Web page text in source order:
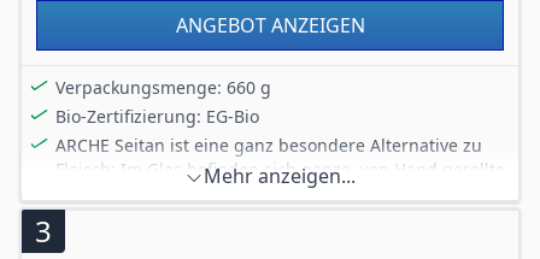
ANGEBOT ANZEIGEN
Verpackungsmenge: 660 g
Bio-Zertifizierung: EG-Bio
ARCHE Seitan ist eine ganz besondere Alternative zu
Fleisch: Im Glas befinden sich ganze, von Hand gerollte
Scheiben, die roh oder paniert als Schnitzel oder Steak
in der Pfanne zubereitet werden können.
Mehr anzeigen...
3